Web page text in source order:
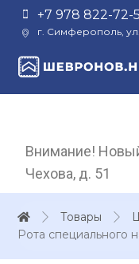
+7 978 822-72-
г. Симферополь, ул.
Внимание!
Чехова, д. 51
Товары
Рота специального